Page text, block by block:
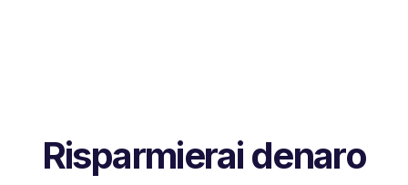
Risparmierai denaro